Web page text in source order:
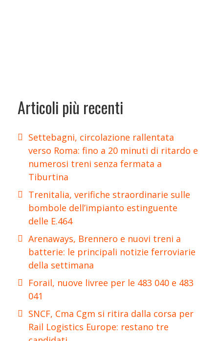
Articoli più recenti
Settebagni, circolazione rallentata
verso Roma: fino a 20 minuti di ritardo e
numerosi treni senza fermata a
Tiburtina
Trenitalia, verifiche straordinarie sulle
bombole dell’impianto estinguente
delle E.464
Arenaways, Brennero e nuovi treni a
batterie: le principali notizie ferroviarie
della settimana
Forail, nuove livree per le 483 040 e 483
041
SNCF, Cma Cgm si ritira dalla corsa per
Rail Logistics Europe: restano tre